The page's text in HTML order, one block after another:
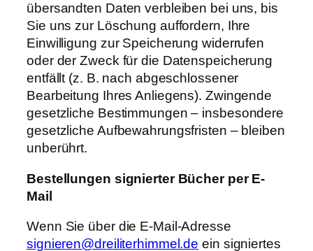
übersandten Daten verbleiben bei uns, bis
Sie uns zur Löschung auffordern, Ihre
Einwilligung zur Speicherung widerrufen
oder der Zweck für die Datenspeicherung
entfällt (z. B. nach abgeschlossener
Bearbeitung Ihres Anliegens). Zwingende
gesetzliche Bestimmungen – insbesondere
gesetzliche Aufbewahrungsfristen – bleiben
unberührt.
Bestellungen signierter Bücher per E-
Mail
Wenn Sie über die E-Mail-Adresse
signieren@dreiliterhimmel.de ein signiertes